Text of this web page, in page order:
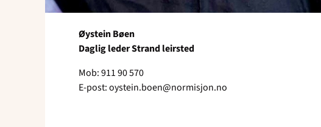
Øystein Bøen
Daglig leder Strand leirsted
Mob: 911 90 570
E-post: oystein.boen@normisjon.no